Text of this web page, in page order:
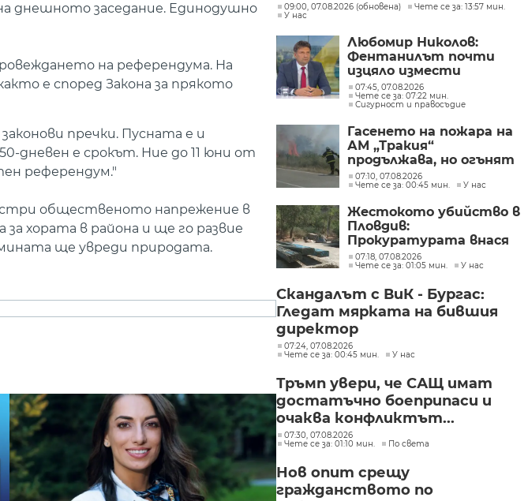
днешното заседание. Единодушно
на референдума. На
е според Закона за прякото
пречки. Пусната е и
дневен е срокът. Ние до 11 юни от
референдум."
общественото напрежение в
хората в района и ще го развие
ще увреди природата.
09:00, 07.08.2026 (обновена)
Чете се за: 13:57 мин.
У нас
Любомир Николов:
Фентанилът почти
изцяло измести
хероина, възможно е
разбитата
лаборатория да е
единствената у нас
07:45, 07.08.2026
Чете се за: 07:22 мин.
Сигурност и правосъдие
Гасенето на пожара на
АМ „Тракия“
продължава, но огънят
е локализиран
07:10, 07.08.2026
Чете се за: 00:45 мин.
У нас
Жестокото убийство в
Пловдив:
Прокуратурата внася
искане „задържане под
стража“
07:18, 07.08.2026
Чете се за: 01:05 мин.
У нас
Скандалът с ВиК - Бургас:
Гледат мярката на бившия
директор
07:24, 07.08.2026
Чете се за: 00:45 мин.
У нас
Тръмп увери, че САЩ имат
достатъчно боеприпаси и
очаква конфликтът...
07:30, 07.08.2026
Чете се за: 01:10 мин.
По света
Нов опит срещу
гражданството по